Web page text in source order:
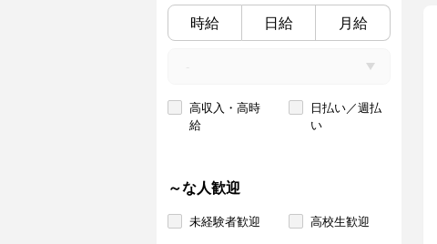
時給 日給 月給
高収入・高時
給
日払い／週払
い
～な人歓迎
未経験者歓迎 高校生歓迎